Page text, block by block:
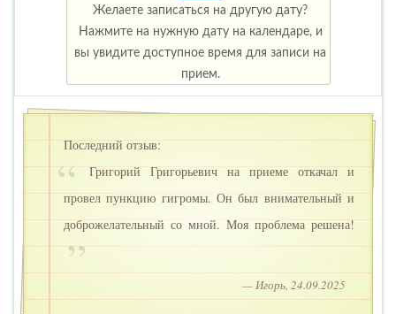
Желаете записаться на другую дату?
Нажмите на нужную дату на календаре, и
вы увидите доступное время для записи на
прием.
Последний отзыв:
Григорий Григорьевич на приеме откачал и
провел пункцию гигромы. Он был внимательный и
доброжелательный со мной. Моя проблема решена!
— Игорь, 24.09.2025